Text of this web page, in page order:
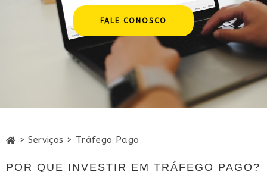
FALE CONOSCO
> Serviços > Tráfego Pago
POR QUE INVESTIR EM TRÁFEGO PAGO?